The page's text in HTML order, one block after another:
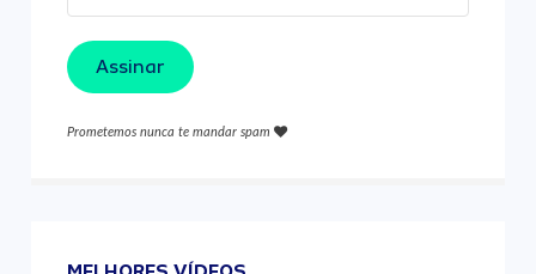
Assinar
Prometemos nunca te mandar spam